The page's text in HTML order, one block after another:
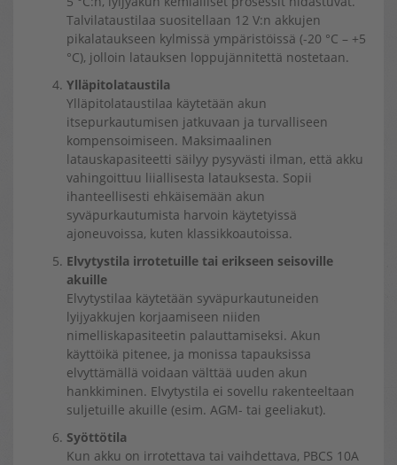
Talvilataustilaa suositellaan 12 V:n akkujen
pikalataukseen kylmissä ympäristöissä (-20 °C – +5
°C), jolloin latauksen loppujännitettä nostetaan.
Ylläpitolataustila
Ylläpitolataustilaa käytetään akun
itsepurkautumisen jatkuvaan ja turvalliseen
kompensoimiseen. Maksimaalinen
latauskapasiteetti säilyy pysyvästi ilman, että akku
vahingoittuu liiallisesta latauksesta. Sopii
ihanteellisesti ehkäisemään akun
syväpurkautumista harvoin käytetyissä
ajoneuvoissa, kuten klassikkoautoissa.
Elvytystila irrotetuille tai erikseen seisoville
akuille
Elvytystilaa käytetään syväpurkautuneiden
lyijyakkujen korjaamiseen niiden
nimelliskapasiteetin palauttamiseksi. Akun
käyttöikä pitenee, ja monissa tapauksissa
elvyttämällä voidaan välttää uuden akun
hankkiminen. Elvytystila ei sovellu rakenteeltaan
suljetuille akuille (esim. AGM- tai geeliakut).
Syöttötila
Kun akku on irrotettava tai vaihdettava, PBCS 10A